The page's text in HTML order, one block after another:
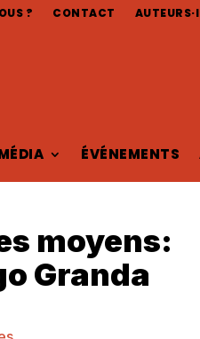
? CONTACT
ÉVÉNEMENTS
moyens:
Granda